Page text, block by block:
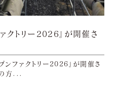
クトリー2026』が開催さ
ファクトリー2026』が開催さ
の方...